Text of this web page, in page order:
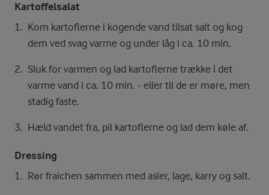
Kartoffelsalat
Kom kartoflerne i kogende vand tilsat salt og kog
dem ved svag varme og under låg i ca. 10 min.
Sluk for varmen og lad kartoflerne trække i det
varme vand i ca. 10 min. - eller til de er møre, men
stadig faste.
Hæld vandet fra, pil kartoflerne og lad dem køle af.
Dressing
Rør fraichen sammen med asier, lage, karry og salt.